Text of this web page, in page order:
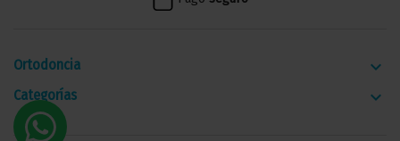
Ortodoncia keyboard_arrow_down
Categorías keyboard_arrow_down